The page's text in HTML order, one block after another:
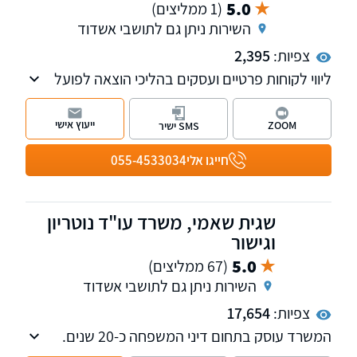
5.0 (1 ממליצים)
השירות ניתן גם לתושבי אשדוד
צפיות:2,395
ליווי לקוחות פרטיים ועסקים בהליכי הוצאה לפועל
וחדלות פירעון-פשיטת רגל, לשון הרע, סכסוכי
שכנים, ליקויי בניה, מכר במקרקעין, תביעות
כספיות, עריכת ייפוי כוח מתמשך, בנקאות וגביית
חובות עבור לקוחות פרטיים ועסקיים
חייגו אלי055-4533034
ZOOM SMS ישיר ייעוץ אישי
שגית שאמי, משרד עו"ד נוטריון
וגישור
5.0 (67 ממליצים)
השירות ניתן גם לתושבי אשדוד
צפיות:17,654
המשרד עוסק בתחום דיני המשפחה כ-20 שנים.